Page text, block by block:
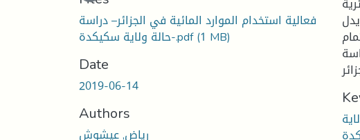
فعالية استخدام الموارد المائية في الجزائر– دراسة
حالة ولاية سكيكدة-.pdf(1 MB)
Date
2019-06-14
Authors
رياض, عيشوش
هذا ما يدل